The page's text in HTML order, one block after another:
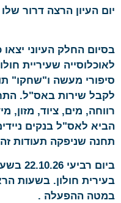
יום העיון הרצה דרור
בסיום החלק העיוני
לאוכלוסייה שעיריית
סיפורי מעשה ו"שחקו"
לקבל שירות באס"ל.
רווחה, מים, ציוד, מזון,
הביא לאס"ל בנקים
תחנה שניפקה תעודות
בעירית חולון. בשעות
במטה ההפעלה .